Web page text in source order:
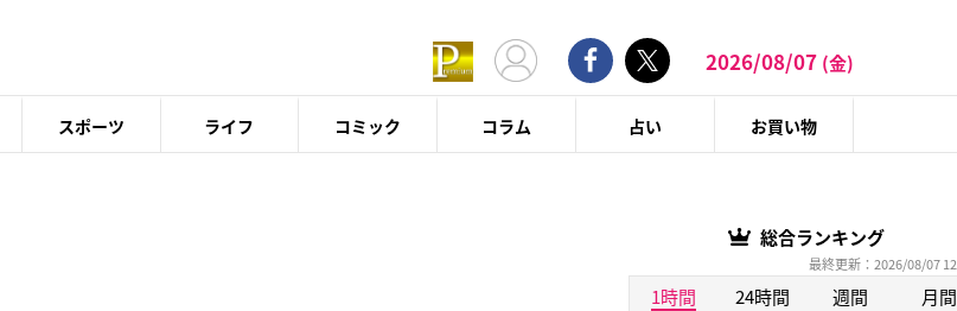
2026/08/07 (金)
スポーツ ライフ コミック コラム 占い お買い物
総合ランキング
最終更新：2026/08/07
1時間 24時間 週間 月間